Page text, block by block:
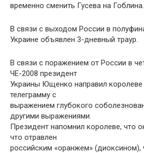
временно сменить Гусева на
В связи с выходом России в
Украине объявлен 3-дневный траур.
В связи с поражением от России в
ЧЕ-2008 президент
Украины Ющенко направил королеве
телеграмму с
выражением глубокого
другими выражениями.
Президент напомнил королеве, что
что отравлен
российским «оранжем» (диоксином),